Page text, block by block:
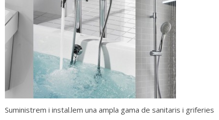
Suministrem i instal.lem una ampla gama de sanitaris i griferies